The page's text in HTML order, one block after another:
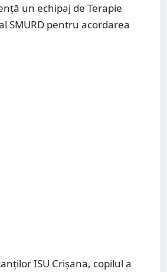
un echipaj de Terapie
SMURD pentru acordarea
ISU Crișana, copilul a